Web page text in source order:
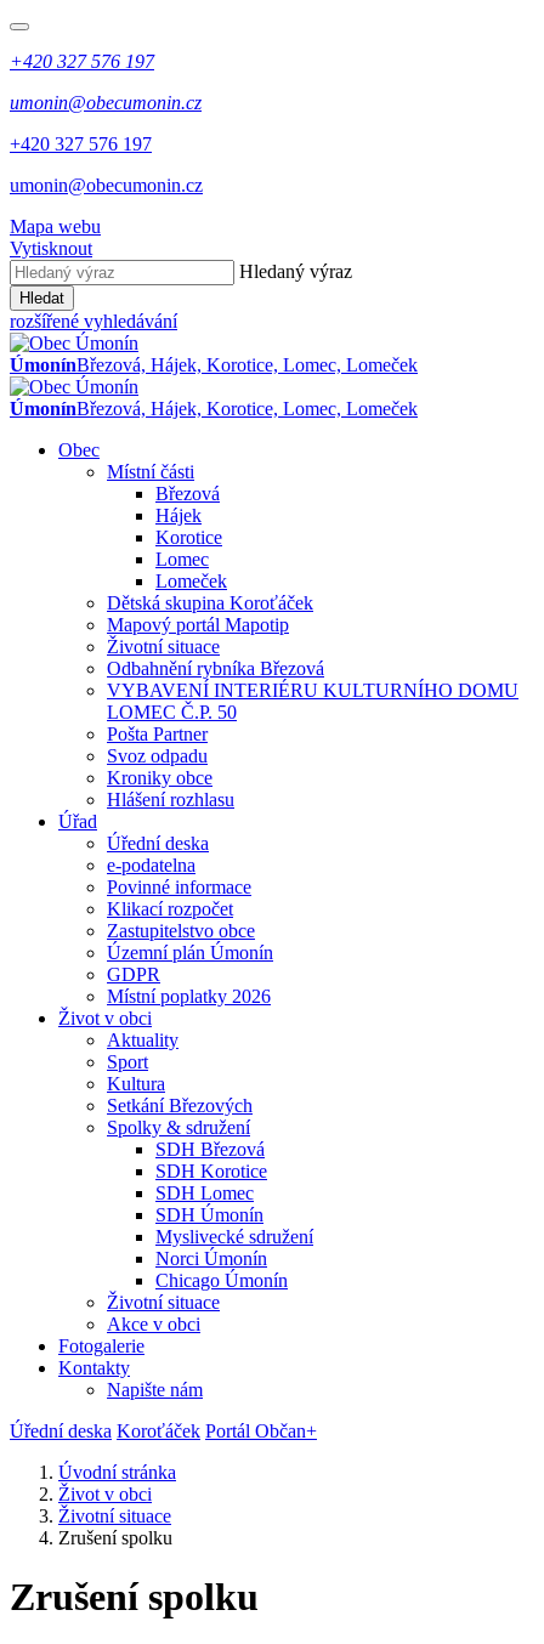
+420 327 576 197
umonin@obecumonin.cz
+420 327 576 197
umonin@obecumonin.cz
Mapa webu
Vytisknout
Hledaný výraz
Hledat
rozšířené vyhledávání
ÚmonínBřezová, Hájek, Korotice, Lomec, Lomeček
ÚmonínBřezová, Hájek, Korotice, Lomec, Lomeček
Obec
Místní části
Březová
Hájek
Korotice
Lomec
Lomeček
Dětská skupina Koroťáček
Mapový portál Mapotip
Životní situace
Odbahnění rybníka Březová
VYBAVENÍ INTERIÉRU KULTURNÍHO DOMU
LOMEC Č.P. 50
Pošta Partner
Svoz odpadu
Kroniky obce
Hlášení rozhlasu
Úřad
Úřední deska
e-podatelna
Povinné informace
Klikací rozpočet
Zastupitelstvo obce
Územní plán Úmonín
GDPR
Místní poplatky 2026
Život v obci
Aktuality
Sport
Kultura
Setkání Březových
Spolky & sdružení
SDH Březová
SDH Korotice
SDH Lomec
SDH Úmonín
Myslivecké sdružení
Norci Úmonín
Chicago Úmonín
Životní situace
Akce v obci
Fotogalerie
Kontakty
Napište nám
Úřední deska Koroťáček Portál Občan+
Úvodní stránka
Život v obci
Životní situace
Zrušení spolku
Zrušení spolku